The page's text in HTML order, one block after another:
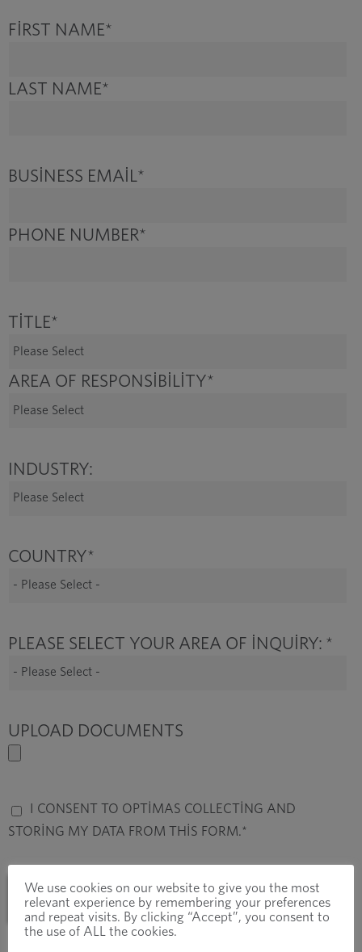
FIRST NAME*
LAST NAME*
BUSINESS EMAIL*
PHONE NUMBER*
TITLE*
AREA OF RESPONSIBILITY*
INDUSTRY:
COUNTRY*
PLEASE SELECT YOUR AREA OF INQUIRY: *
UPLOAD DOCUMENTS
I CONSENT TO OPTIMAS COLLECTING AND
STORING MY DATA FROM THIS FORM.*
We use cookies on our website to give you the most
relevant experience by remembering your preferences
and repeat visits. By clicking “Accept”, you consent to
the use of ALL the cookies.